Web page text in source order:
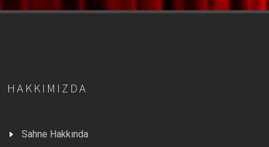
HAKKIMIZDA
Sahne Hakkında